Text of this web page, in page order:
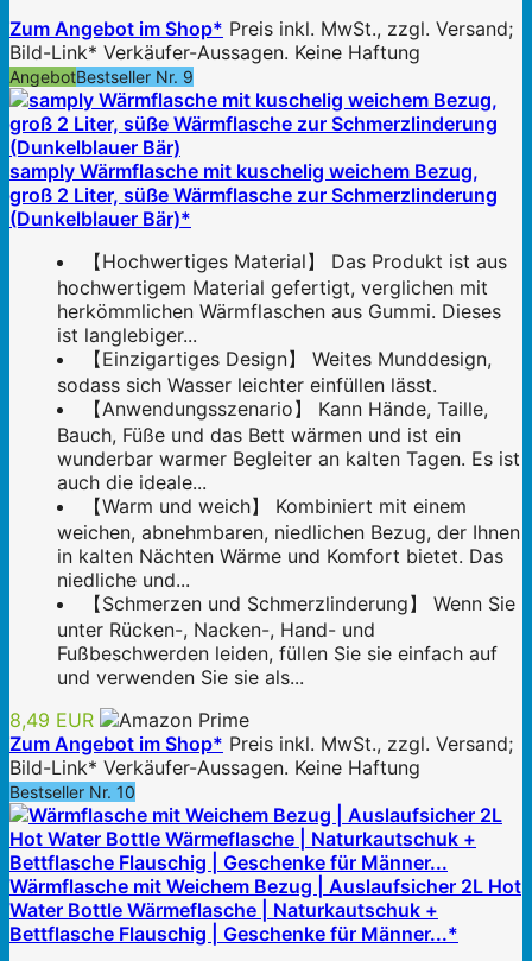
Zum Angebot im Shop* Preis inkl. MwSt., zzgl. Versand;
Bild-Link* Verkäufer-Aussagen. Keine Haftung
AngebotBestseller Nr. 9
samply Wärmflasche mit kuschelig weichem Bezug,
groß 2 Liter, süße Wärmflasche zur Schmerzlinderung
(Dunkelblauer Bär)*
【Hochwertiges Material】 Das Produkt ist aus
hochwertigem Material gefertigt, verglichen mit
herkömmlichen Wärmflaschen aus Gummi. Dieses
ist langlebiger...
【Einzigartiges Design】 Weites Munddesign,
sodass sich Wasser leichter einfüllen lässt.
【Anwendungsszenario】 Kann Hände, Taille,
Bauch, Füße und das Bett wärmen und ist ein
wunderbar warmer Begleiter an kalten Tagen. Es ist
auch die ideale...
【Warm und weich】 Kombiniert mit einem
weichen, abnehmbaren, niedlichen Bezug, der Ihnen
in kalten Nächten Wärme und Komfort bietet. Das
niedliche und...
【Schmerzen und Schmerzlinderung】 Wenn Sie
unter Rücken-, Nacken-, Hand- und
Fußbeschwerden leiden, füllen Sie sie einfach auf
und verwenden Sie sie als...
8,49 EUR
Zum Angebot im Shop* Preis inkl. MwSt., zzgl. Versand;
Bild-Link* Verkäufer-Aussagen. Keine Haftung
Bestseller Nr. 10
Wärmflasche mit Weichem Bezug | Auslaufsicher 2L Hot
Water Bottle Wärmeflasche | Naturkautschuk +
Bettflasche Flauschig | Geschenke für Männer...*